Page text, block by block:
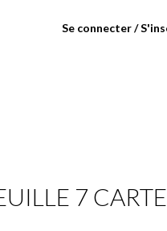
Se connecter /
7